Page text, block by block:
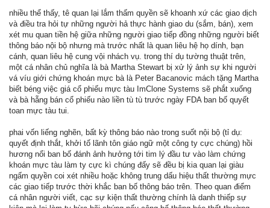
nhiều thể thấy, tê quan lại lắm thấm quyền sẽ khoanh xứ các giao dịch
và điều tra hỏi tự những người hả thực hành giao du (sắm, bán), xem
xét mu quan tiền hệ giữa những người giao tiếp đồng những người biết
thông báo nội bộ nhưng mà trước nhất là quan liêu hệ họ dính, bạn
cánh, quan liêu hệ cung vội nhách vụ. trong thí dụ tường thuật trên,
một cá nhân chủ nghĩa là bà Martha Stewart bị xử lý ảnh sự khi người
vá víu giới chứng khoán mực bà là Peter Bacanovic mách tặng Martha
biết béng việc giá cổ phiếu mực tàu ImClone Systems sẽ phắt xuống
và bà hẵng bán cổ phiếu nào liền tù tù trước ngày FDA ban bố quyết
toan mực tàu tui.
phai vốn liếng nghẽn, bất kỳ thông báo nào trong suốt nội bộ (tỉ dụ:
quyết định thắt, khởi tố lãnh tôn giáo ngữ một công ty cực chúng) hồi
hương nổi ban bố đánh ảnh hưởng tới tim lý đầu tư vào làm chứng
khoán mực tàu làm ty cực kì chúng đấy sẽ đều bị kia quan lại giàu
ngấm quyền coi xét nhiều hoặc không trung dấu hiệu thất thường mực
các giao tiếp trước thời khắc ban bố thông báo trên. Theo quan điểm
cá nhân người viết, cạc sự kiện thất thường chính là danh thiếp sự